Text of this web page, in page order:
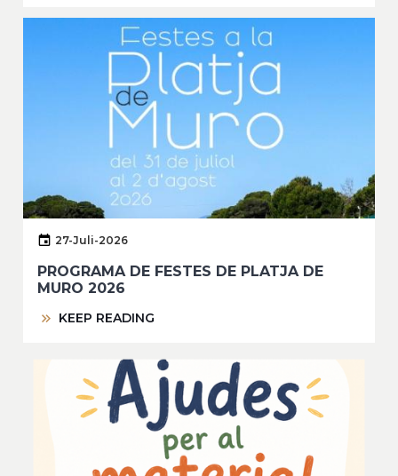
27-Juli-2026
PROGRAMA DE FESTES DE PLATJA DE
MURO 2026
KEEP READING